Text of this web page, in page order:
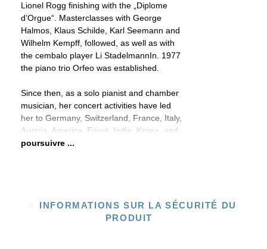
Lionel Rogg finishing with the „Diplome
d’Orgue“. Masterclasses with George
Halmos, Klaus Schilde, Karl Seemann and
Wilhelm Kempff, followed, as well as with
the cembalo player Li StadelmannIn. 1977
the piano trio Orfeo was established.
Since then, as a solo pianist and chamber
musician, her concert activities have led
her to Germany, Switzerland, France, Italy,
Austria, America, Egypt, India, Korea, and
poursuivre ...
INFORMATIONS SUR LA SÉCURITÉ DU
PRODUIT